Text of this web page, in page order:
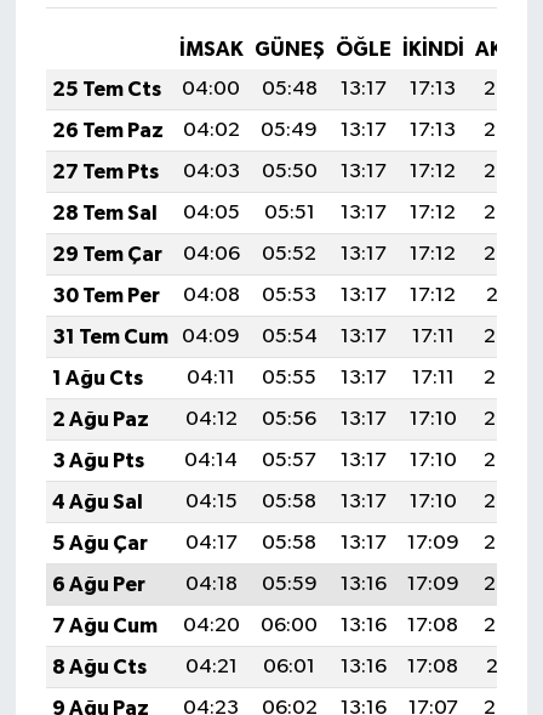
İMSAK GÜNEŞ ÖĞLE İKINDI
25 Tem Cts
04:00 05:48 13:17 17:13
20:36
26 Tem Paz
04:02 05:49 13:17 17:13
20:35
27 Tem Pts
04:03 05:50 13:17 17:12
20:34
28 Tem Sal
04:05 05:51 13:17 17:12
20:33
29 Tem Çar
04:06 05:52 13:17 17:12
20:32
30 Tem Per
04:08 05:53 13:17 17:12
20:31
31 Tem Cum
04:09 05:54 13:17 17:11
20:30
1 Ağu Cts
04:11 05:55 13:17 17:11
20:29
2 Ağu Paz
04:12 05:56 13:17 17:10
20:28
3 Ağu Pts
04:14 05:57 13:17 17:10
20:27
4 Ağu Sal
04:15 05:58 13:17 17:10
20:26
5 Ağu Çar
04:17 05:58 13:17 17:09
20:25
6 Ağu Per
04:18 05:59 13:16 17:09
20:23
7 Ağu Cum
04:20 06:00 13:16 17:08
20:22
8 Ağu Cts
04:21 06:01 13:16 17:08
20:21
9 Ağu Paz
04:23 06:02 13:16 17:07
20:20